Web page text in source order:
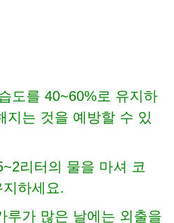
도를 40~60%로 유지하
지는 것을 예방할 수 있
리터의 물을 마셔 코
하세요.
루가 많은 날에는 외출을